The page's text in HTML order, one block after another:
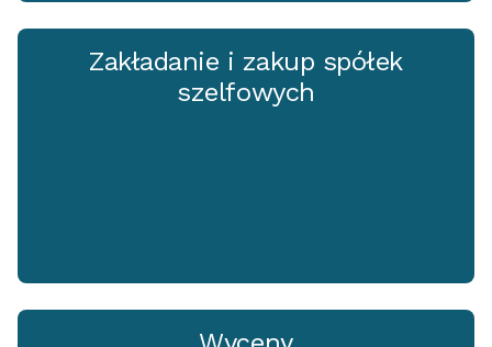
Zakładanie i zakup spółek
szelfowych